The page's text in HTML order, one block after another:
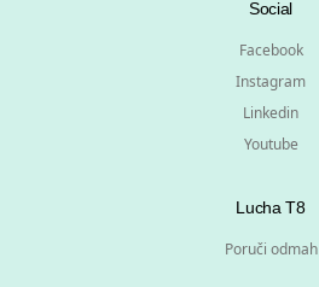
Social
Facebook
Instagram
Linkedin
Youtube
Lucha T8
Poruči odmah